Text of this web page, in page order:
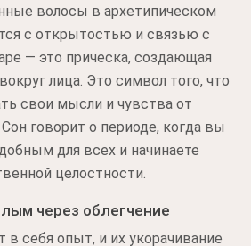
волосы в архетипическом
с открытостью и связью с
— это прическа, создающая
лица. Это символ того, что
свои мысли и чувства от
говорит о периоде, когда вы
для всех и начинаете
целостности.
через облегчение
себя опыт, и их укорачивание